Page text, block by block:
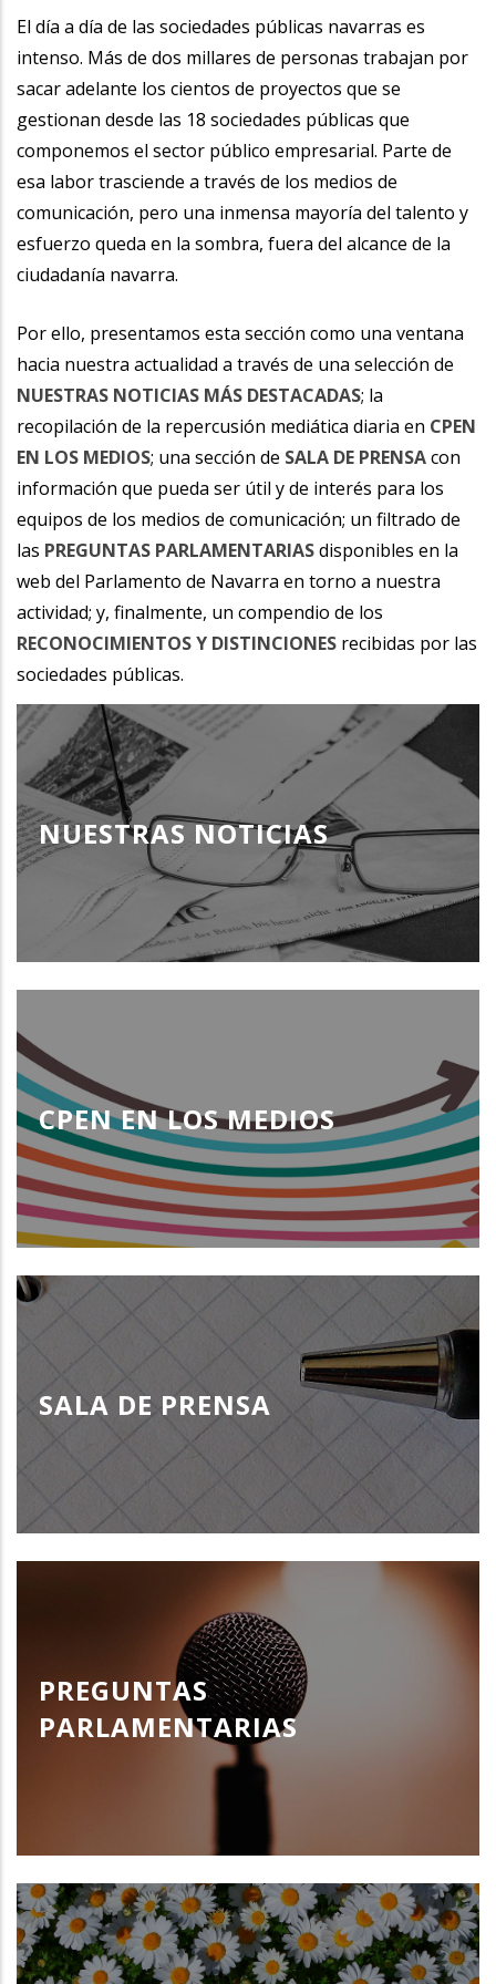
la
navegación
El día a día de las sociedades públicas navarras es
intenso. Más de dos millares de personas trabajan por
sacar adelante los cientos de proyectos que se
gestionan desde las 18 sociedades públicas que
componemos el sector público empresarial. Parte de
esa labor trasciende a través de los medios de
comunicación, pero una inmensa mayoría del talento y
esfuerzo queda en la sombra, fuera del alcance de la
ciudadanía navarra.
Por ello, presentamos esta sección como una ventana
hacia nuestra actualidad a través de una selección de
NUESTRAS NOTICIAS MÁS DESTACADAS; la
recopilación de la repercusión mediática diaria en CPEN
EN LOS MEDIOS; una sección de SALA DE PRENSAcon
información que pueda ser útil y de interés para los
equipos de los medios de comunicación; un filtrado de
las PREGUNTAS PARLAMENTARIASdisponibles en la
web del Parlamento de Navarra en torno a nuestra
actividad; y, finalmente, un compendio de los
RECONOCIMIENTOS Y DISTINCIONES recibidas por las
sociedades públicas.
NUESTRAS NOTICIAS
CPEN EN LOS MEDIOS
SALA DE PRENSA
PREGUNTAS
PARLAMENTARIAS